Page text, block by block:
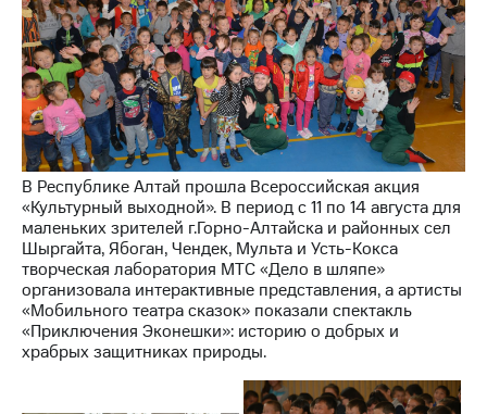
Достижения
Интервью
Финансовая
отчетность
Контакты
Новости
в
регионе
и акционерам
Корпоративное
управление
Корпоративный
В Республике Алтай прошла Всероссийская акция
«Культурный выходной». В период с 11 по 14 августа для
маленьких зрителей г.Горно-Алтайска и районных сел
Шыргайта, Ябоган, Чендек, Мульта и Усть-Кокса
творческая лаборатория МТС «Дело в шляпе»
организовала интерактивные представления, а артисты
«Мобильного театра сказок» показали спектакль
«Приключения Эконешки»: историю о добрых и
храбрых защитниках природы.